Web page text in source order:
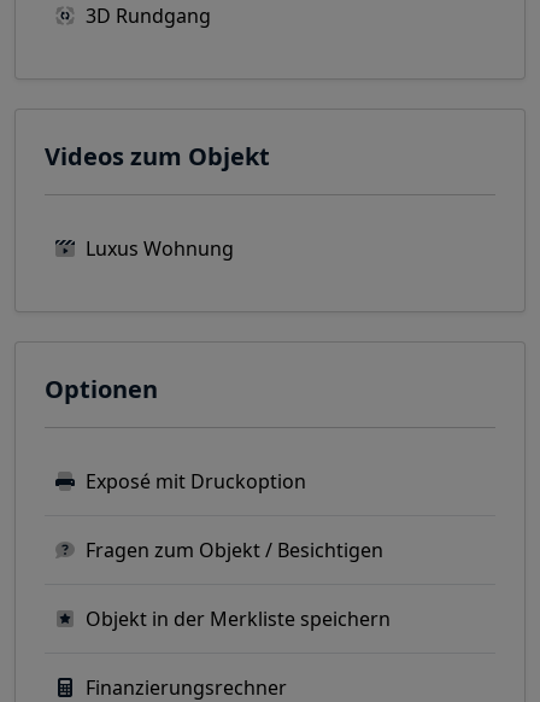
3D Rundgang
Videos zum Objekt
Luxus Wohnung
Optionen
Exposé mit Druckoption
Fragen zum Objekt / Besichtigen
Objekt in der Merkliste speichern
Finanzierungsrechner